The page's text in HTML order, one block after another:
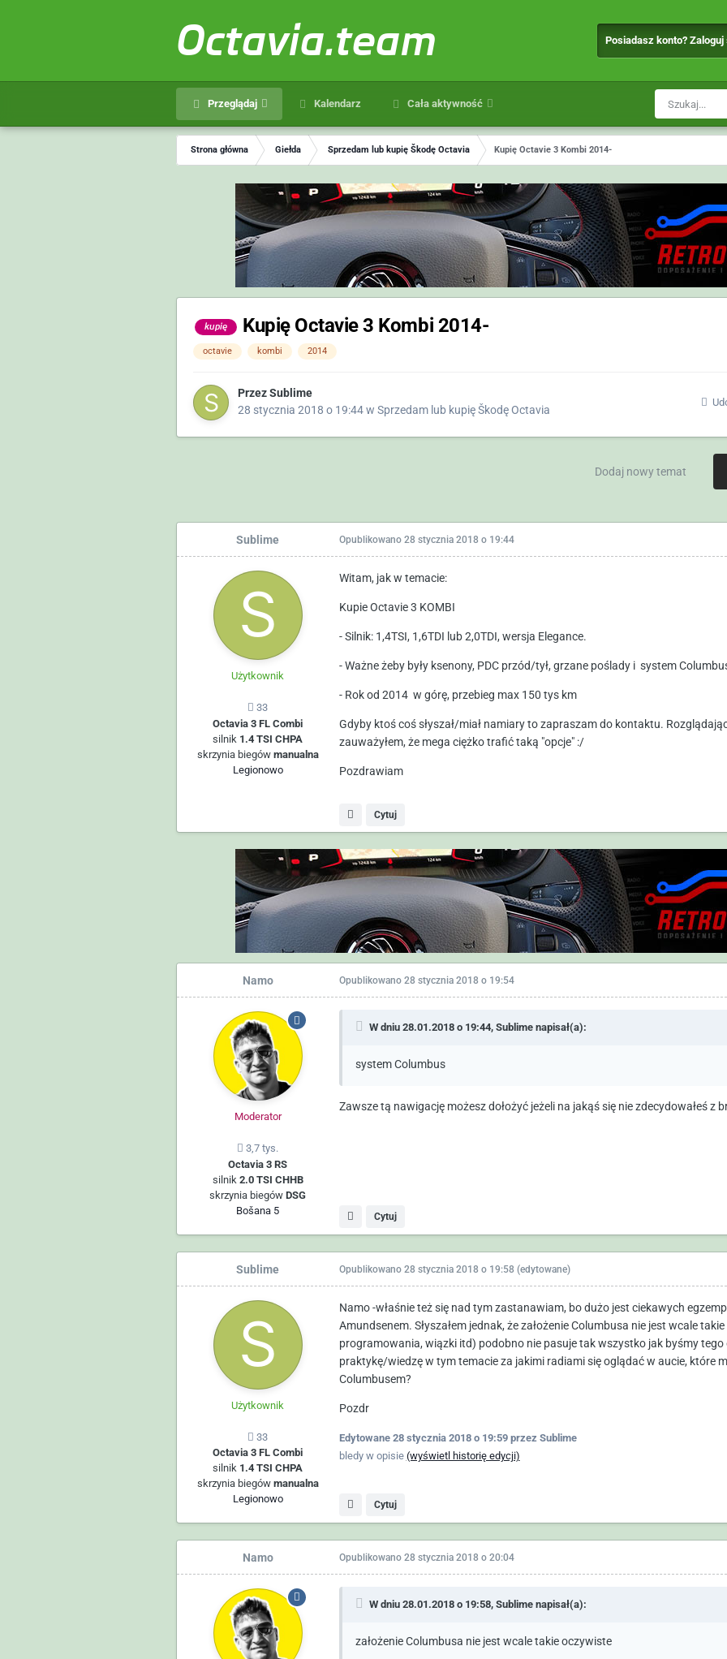
Octavia.team Posiadasz konto?
Przeglądaj Kalendarz Cała aktywność
Strona główna Giełda Sprzedam lub kupię Škodę Octavia Kupię Octavie 3 Kombi 2014-
kupię Kupię Octavie 3 Kombi 2014-
octavie kombi 2014
PrzezSublime
28 stycznia 2018 o 19:44w Sprzedam lub kupię Škodę Octavia
Dodaj nowy temat
Sublime
Użytkownik
33
Octavia 3 FL Combi
silnik 1.4 TSI CHPA
skrzynia biegów manualna
Legionowo
Opublikowano 28 stycznia 2018 o 19:44
Witam, jak w temacie:
Kupie Octavie 3 KOMBI
- Silnik: 1,4TSI, 1,6TDI lub 2,0TDI, wersja Elegance.
- Ważne żeby były ksenony, PDC przód/tył, grzane poślady i system
- Rok od 2014 w górę, przebieg max 150 tys km
Gdyby ktoś coś słyszał/miał namiary to zapraszam do kontaktu.
zauważyłem, że mega ciężko trafić taką "opcje" :/
Pozdrawiam
Cytuj
Namo
Moderator
3,7 tys.
Octavia 3 RS
silnik 2.0 TSI CHHB
skrzynia biegówDSG
Bošana 5
Opublikowano 28 stycznia 2018 o 19:54
W dniu 28.01.2018 o 19:44, Sublimenapisał(a):
system Columbus
Zawsze tą nawigację możesz dołożyć jeżeli na jakąś się nie zdecydowałeś z
Cytuj
Sublime
Użytkownik
33
Octavia 3 FL Combi
silnik 1.4 TSI CHPA
skrzynia biegów manualna
Legionowo
Opublikowano 28 stycznia 2018 o 19:58 (edytowane)
Namo -właśnie też się nad tym zastanawiam, bo dużo jest ciekawych
Amundsenem. Słyszałem jednak, że założenie Columbusa nie jest wcale
programowania, wiązki itd) podobno nie pasuje tak wszystko jak byśmy tego
praktykę/wiedzę w tym temacie za jakimi radiami się oglądać w aucie, które
Columbusem?
Pozdr
Edytowane 28 stycznia 2018 o 19:59przez Sublime
bledy w opisie (wyświetl historię edycji)
Cytuj
Namo Opublikowano 28 stycznia 2018 o 20:04
W dniu 28.01.2018 o 19:58, Sublimenapisał(a):
założenie Columbusa nie jest wcale takie oczywiste